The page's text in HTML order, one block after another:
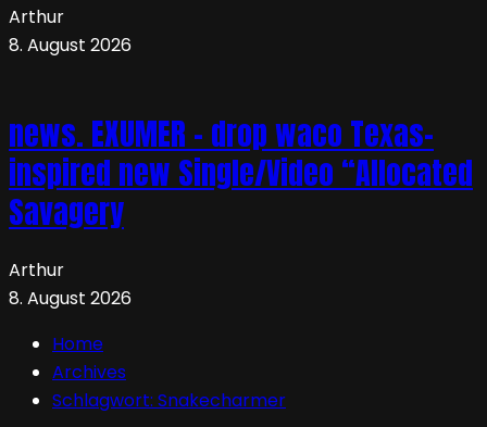
Arthur
8. August 2026
news. EXUMER – drop waco Texas-
inspired new Single/Video “Allocated
Savagery
Arthur
8. August 2026
Home
Archives
Schlagwort: Snakecharmer